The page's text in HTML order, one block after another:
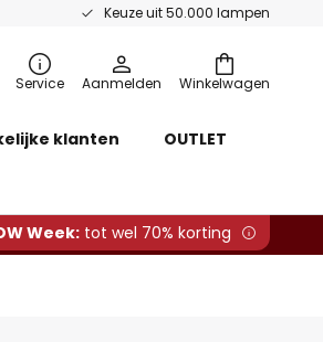
Keuze uit 50.000 lampen
Winkelwagen
Service Aanmelden
klanten OUTLET
Week: tot wel 70% korting